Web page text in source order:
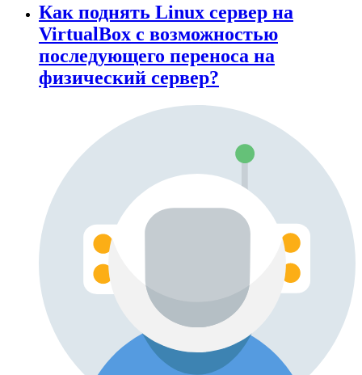
Как поднять Linux сервер на
VirtualBox с возможностью
последующего переноса на
физический сервер?